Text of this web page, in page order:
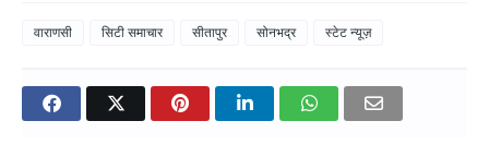
वाराणसी सिटी समाचार सीतापुर सोनभद्र स्टेट न्यूज़